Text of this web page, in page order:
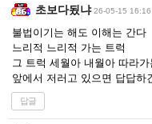
초보다됬냐 26-05-15 16:16
불법이기는 해도 이해는 간다
느리적 느리적 가는 트럭
그 트럭 세월아 내월아 따라
앞에서 저러고 있으면 답답하
답글